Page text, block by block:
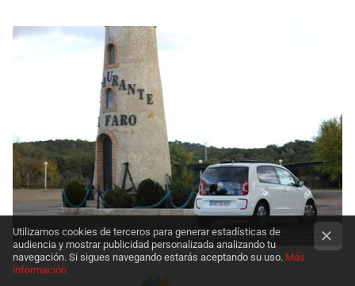
Utilizamos cookies de terceros para generar estadísticas de
audiencia y mostrar publicidad personalizada analizando tu
navegación. Si sigues navegando estarás aceptando su uso. Más
información